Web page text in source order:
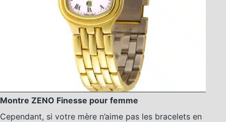
Montre ZENO Finesse pour femme
Cependant, si votre mère n’aime pas les bracelets en